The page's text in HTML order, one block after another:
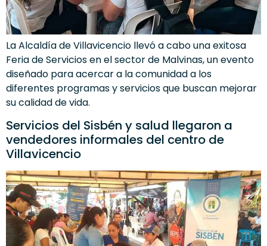
La Alcaldía de Villavicencio llevó a cabo una exitosa
Feria de Servicios en el sector de Malvinas, un evento
diseñado para acercar a la comunidad a los
diferentes programas y servicios que buscan mejorar
su calidad de vida.
Servicios del Sisbén y salud llegaron a
vendedores informales del centro de
Villavicencio